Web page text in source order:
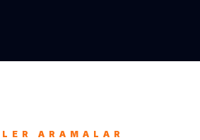
ARAMALAR